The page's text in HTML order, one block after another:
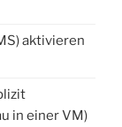
aktivieren
in einer VM)